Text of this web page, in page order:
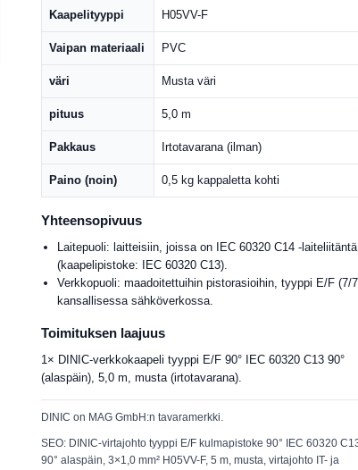
Kaapelityyppi H05VV-F
Vaipan materiaali PVC
väri Musta väri
pituus 5,0 m
Pakkaus Irtotavarana (ilman)
Paino (noin) 0,5 kg kappaletta kohti
Yhteensopivuus
Laitepuoli: laitteisiin, joissa on IEC 60320 C14 -laiteliitäntä
(kaapelipistoke: IEC 60320 C13).
Verkkopuoli: maadoitettuihin pistorasioihin, tyyppi E/F (7/
kansallisessa sähköverkossa.
Toimituksen laajuus
1× DINIC-verkkokaapeli tyyppi E/F 90° IEC 60320 C13 90°
(alaspäin), 5,0 m, musta (irtotavarana).
DINIC on MAG GmbH:n tavaramerkki.
SEO: DINIC-virtajohto tyyppi E/F kulmapistoke 90° IEC 60320
90° alaspäin, 3×1,0 mm² H05VV-F, 5 m, musta, virtajohto IT- ja